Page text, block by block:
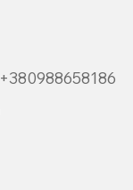
+380988658186